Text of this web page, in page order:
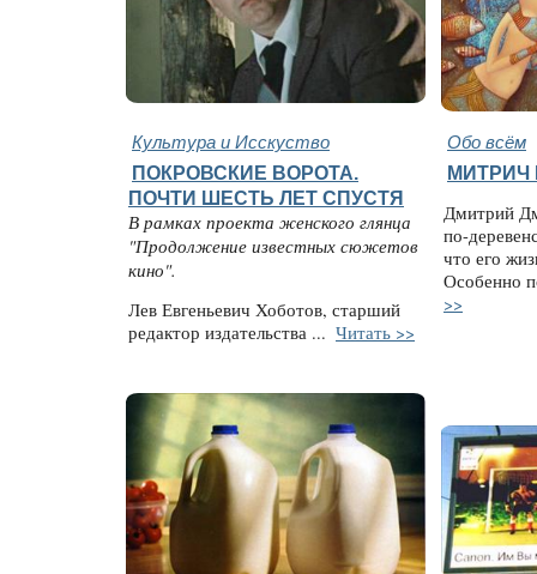
Культура и Исскуство Обо всём
ПОКРОВСКИЕ ВОРОТА.
ПОЧТИ ШЕСТЬ ЛЕТ СПУСТЯ
В рамках проекта женского глянца
"Продолжение известных сюжетов
кино".
Лев Евгеньевич Хоботов, старший
редактор издательства ... Читать >>
МИТРИЧ
Дмитрий
по-
что его
Особенно
>>